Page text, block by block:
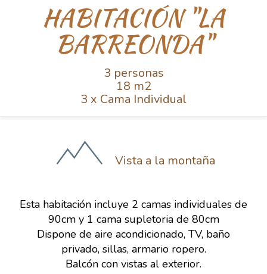
HABITACIÓN "LA
BARREONDA"
3 personas
18 m2
3 x Cama Individual
Vista a la montaña
Esta habitación incluye 2 camas individuales de
90cm y 1 cama supletoria de 80cm
Dispone de aire acondicionado, TV, baño
privado, sillas, armario ropero.
Balcón con vistas al exterior.